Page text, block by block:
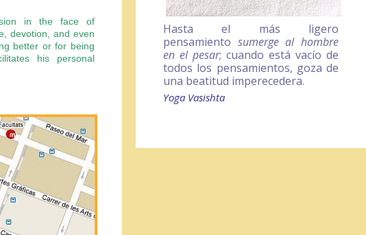
in the face of
devotion, and even
better or for being
his personal
Hasta el más ligero
pensamiento sumerge al hombre
en el pesar; cuando está vacío de
todos los pensamientos, goza de
una beatitud imperecedera.
Yoga Vasishta